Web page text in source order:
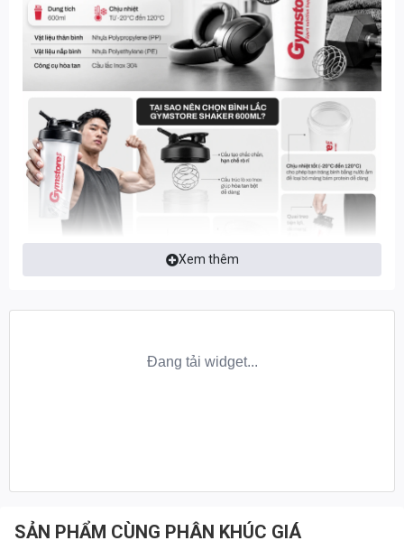
THÔNG TIN CHI TIẾT BÌNH LẮC GYMSTORE
Xem thêm
SẢN PHẨM CÙNG PHÂN KHÚC GIÁ